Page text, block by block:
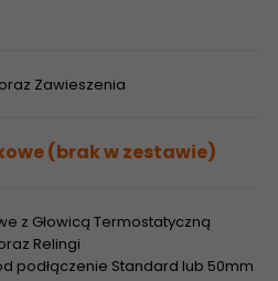
Zawieszenia
(brak w zestawie)
z Głowicą Termostatyczną
Relingi
podłączenie Standard lub 50mm